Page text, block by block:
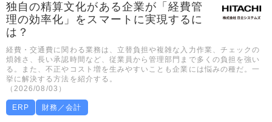
独自の精算文化がある企業が「経費管
理の効率化」をスマートに実現するに
は？
経費・交通費に関わる業務は、立替負担や複雑な入力作業、チェックの
煩雑さ、長い承認時間など、従業員から管理部門まで多くの負担を強い
る。また、不正やコスト増を生みやすいことも企業には悩みの種だ。一
挙に解決する方法を紹介する。
（2026/08/03）
ERP 財務／会計